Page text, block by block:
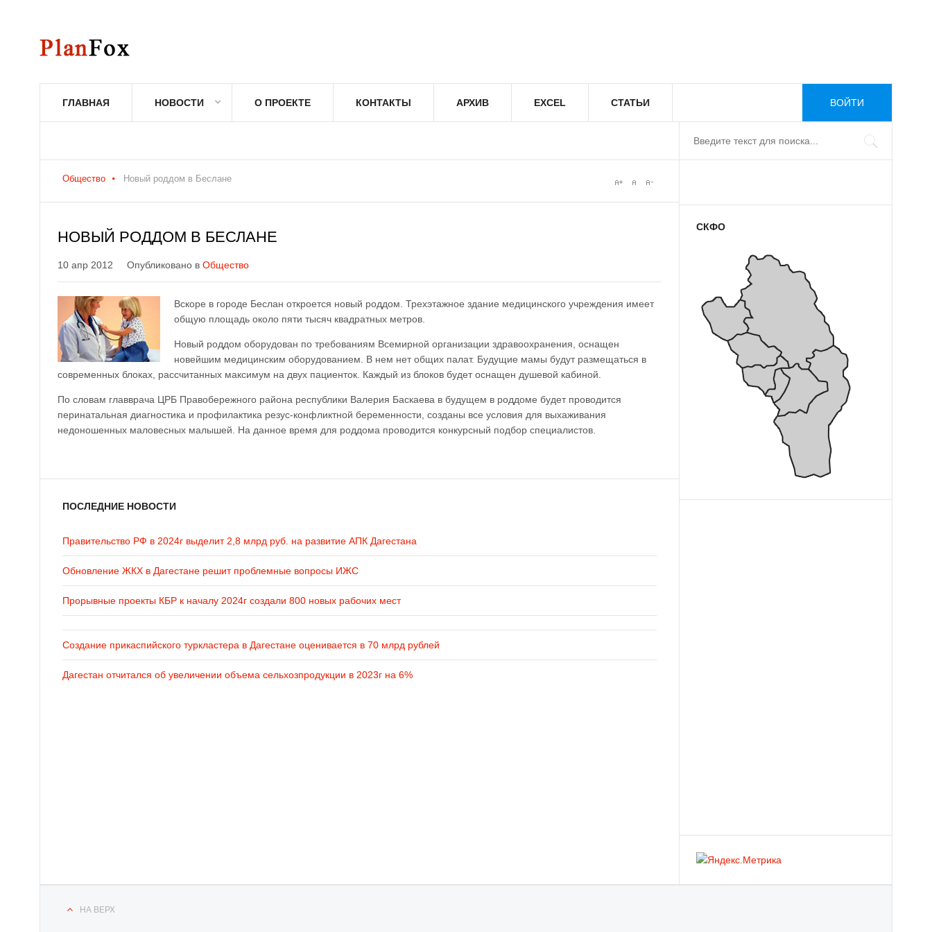
ГЛАВНАЯ НОВОСТИ О ПРОЕКТЕ КОНТАКТЫ АРХИВ EXCEL СТАТЬИ ВОЙТИ
Общество Новый роддом в Беслане
НОВЫЙ РОДДОМ В БЕСЛАНЕ
10 апр 2012 Опубликовано в Общество
Вскоре в городе Беслан откроется новый роддом. Трехэтажное здание медицинского учреждения имеет
общую площадь около пяти тысяч квадратных метров.
Новый роддом оборудован по требованиям Всемирной организации здравоохранения, оснащен
новейшим медицинским оборудованием. В нем нет общих палат. Будущие мамы будут размещаться в
современных блоках, рассчитанных максимум на двух пациенток. Каждый из блоков будет оснащен душевой кабиной.
По словам главврача ЦРБ Правобережного района республики Валерия Баскаева в будущем в роддоме будет проводится
перинатальная диагностика и профилактика резус-конфликтной беременности, созданы все условия для выхаживания
недоношенных маловесных малышей. На данное время для роддома проводится конкурсный подбор специалистов.
ПОСЛЕДНИЕ НОВОСТИ
Правительство РФ в 2024г выделит 2,8 млрд руб. на развитие АПК Дагестана
Обновление ЖКХ в Дагестане решит проблемные вопросы ИЖС
Прорывные проекты КБР к началу 2024г создали 800 новых рабочих мест
Создание прикаспийского туркластера в Дагестане оценивается в 70 млрд рублей
Дагестан отчитался об увеличении объема сельхозпродукции в 2023г на 6%
СКФО
НА ВЕРХ